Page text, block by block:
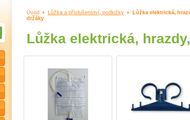
Úvod > Lůžka a příslušenství, podložky > Lůžka elektrická,
držáky
Lůžka elektrická,